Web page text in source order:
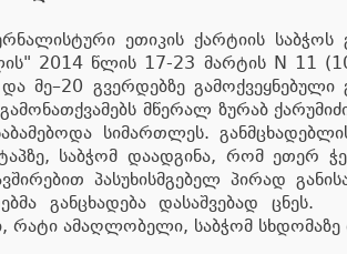
ეთიკის ქარტიის საბჭოს
2014 წლის 17-23 მარტის N 11
და მე–20 გვერდებზე
მწერალ ზურაბ
სიმართლეს.
საბჭომ დაადგინა, რომ ეთერ
პასუხისმგებელ პირად
განცხადება დასაშვებად
რატი ამაღლობელი, საბჭომ სხდომაზე